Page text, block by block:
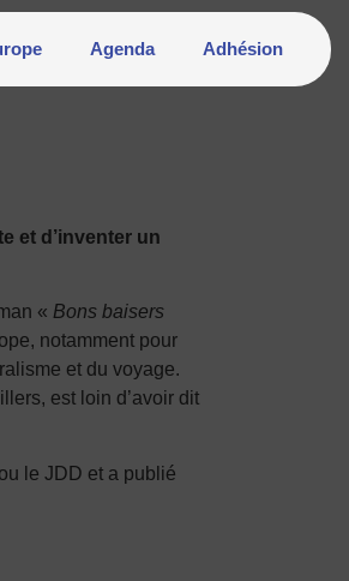
Agenda Adhésion
et d’inventer un
« Bons baisers
notamment pour
et du voyage.
est loin d’avoir dit
le JDD et a publié